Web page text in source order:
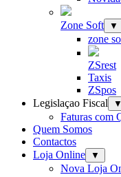
Zone Soft ▼
zone
ZSrest
Taxis
ZSpos
Legislaçao Fiscal
▼
Faturas com
Quem Somos
Contactos
Loja Online
▼
Nova Loja